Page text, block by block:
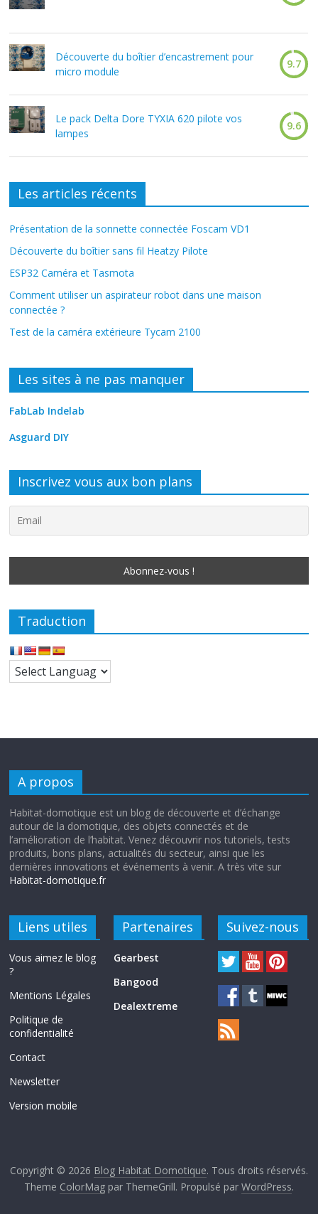
Découverte du boîtier d’encastrement pour
micro module
9.7
Le pack Delta Dore TYXIA 620 pilote vos
lampes
9.6
Les articles récents
Présentation de la sonnette connectée Foscam VD1
Découverte du boîtier sans fil Heatzy Pilote
ESP32 Caméra et Tasmota
Comment utiliser un aspirateur robot dans une maison
connectée ?
Test de la caméra extérieure Tycam 2100
Les sites à ne pas manquer
FabLab Indelab
Asguard DIY
Inscrivez vous aux bon plans
Traduction
A propos
Habitat-domotique est un blog de découverte et d’échange
autour de la domotique, des objets connectés et de
l’amélioration de l’habitat. Venez découvrir nos tutoriels, tests
produits, bons plans, actualités du secteur, ainsi que les
dernières innovations et événements à venir. A très vite sur
Habitat-domotique.fr
Liens utiles
Vous aimez le blog
?
Mentions Légales
Politique de
confidentialité
Contact
Newsletter
Version mobile
Partenaires
Gearbest
Bangood
Dealextreme
Suivez-nous
Copyright © 2026 Blog Habitat Domotique. Tous droits réservés.
Theme ColorMagpar ThemeGrill. Propulsé par WordPress.